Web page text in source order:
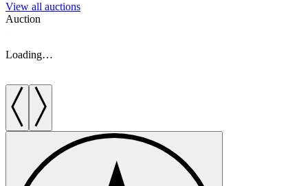
View all auctions
Auction
Loading…